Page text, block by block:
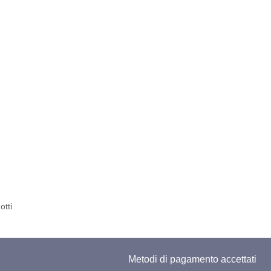
Metodi di pagamento accettati